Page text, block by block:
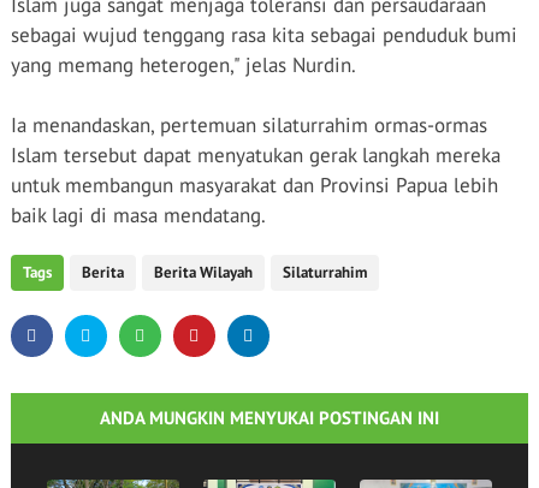
sebagai wujud tenggang rasa kita sebagai penduduk bumi
yang memang heterogen," jelas Nurdin.
Ia menandaskan, pertemuan silaturrahim ormas-ormas
Islam tersebut dapat menyatukan gerak langkah mereka
untuk membangun masyarakat dan Provinsi Papua lebih
baik lagi di masa mendatang.
Tags Berita Berita Wilayah Silaturrahim
ANDA MUNGKIN MENYUKAI POSTINGAN INI